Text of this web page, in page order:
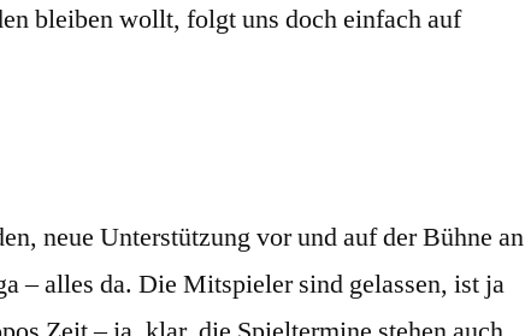
bleiben wollt, folgt uns doch einfach auf
neue Unterstützung vor und auf der Bühne an
– alles da. Die Mitspieler sind gelassen, ist ja